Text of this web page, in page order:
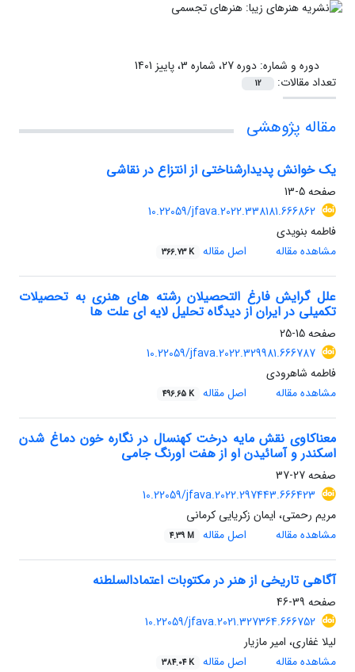
دوره و شماره:دوره 27، شماره 3، پاییز 1401
تعداد مقالات:
12
مقاله پژوهشی
یک خوانش پدیدارشناختی از انتزاع در نقاشی
صفحه5-13
10.22059/jfava.2022.338181.666862
فاطمه بنویدی
مشاهده مقاله
اصل مقاله 366.73 K
علل گرایش فارغ التحصیلان رشته های هنری به تحصیلات
تکمیلی در ایران از دیدگاه تحلیل لایه ای علت ها
صفحه15-25
10.22059/jfava.2022.329981.666787
فاطمه شاهرودی
مشاهده مقاله
اصل مقاله 496.65 K
معناکاوی نقش مایه درخت کهنسال در نگاره خون دماغ شدن
اسکندر و آسائیدن او از هفت اورنگ جامی
صفحه27-37
10.22059/jfava.2022.297443.666423
مریم رحمتی، ایمان زکریایی کرمانی
مشاهده مقاله
اصل مقاله 4.39 M
آگاهی تاریخی از هنر در مکتوبات اعتمادالسلطنه
صفحه 39-46
10.22059/jfava.2021.327364.666752
لیلا غفاری، امیر مازیار
مشاهده مقاله
اصل مقاله 384.04 K